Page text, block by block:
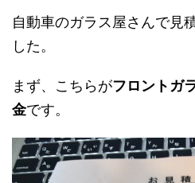
自動車のガラス屋さんで見
した。
まず、こちらがフロントガ
金です。